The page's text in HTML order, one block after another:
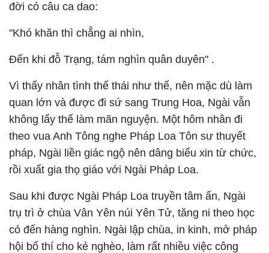
đời có câu ca dao:
"Khó khăn thì chẳng ai nhìn,
Đến khi đỗ Trạng, tám nghìn quân duyên" .
Vì thấy nhân tình thế thái như thế, nên mặc dù làm
quan lớn và được đi sứ sang Trung Hoa, Ngài vẫn
không lấy thế làm mãn nguyện. Một hôm nhân đi
theo vua Anh Tông nghe Pháp Loa Tôn sư thuyết
pháp, Ngài liền giác ngộ nên dâng biểu xin từ chức,
rồi xuất gia thọ giáo với Ngài Pháp Loa.
Sau khi được Ngài Pháp Loa truyền tâm ấn, Ngài
trụ trì ở chùa Vân Yên núi Yên Tử, tăng ni theo học
có đến hàng nghìn. Ngài lập chùa, in kinh, mở pháp
hội bố thí cho kẻ nghèo, làm rất nhiều việc công